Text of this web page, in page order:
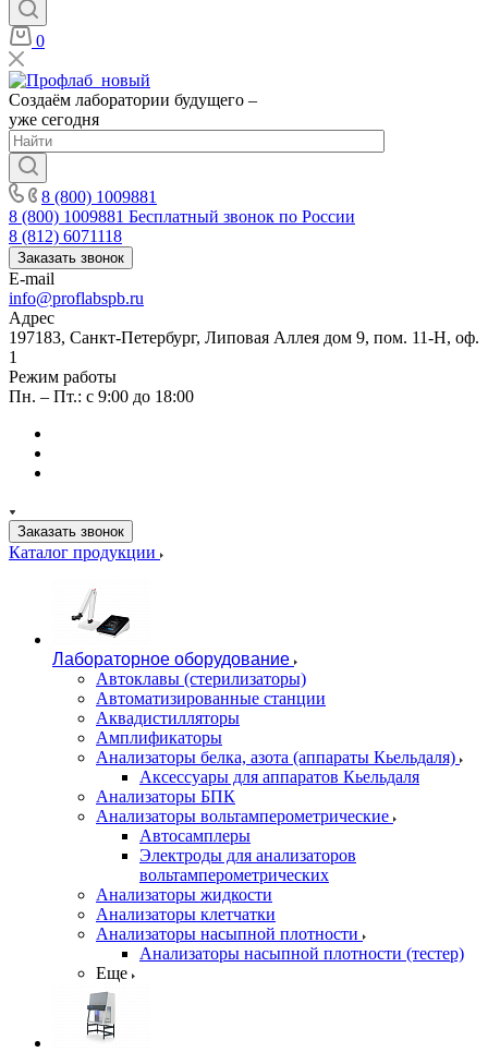
0
Создаём лаборатории будущего –
уже сегодня
8 (800) 1009881
8 (800) 1009881 Бесплатный звонок по России
8 (812) 6071118
Заказать звонок
E-mail
info@proflabspb.ru
Адрес
197183, Санкт-Петербург, Липовая Аллея дом 9, пом. 11-Н, оф.
1
Режим работы
Пн. – Пт.: с 9:00 до 18:00
Заказать звонок
Каталог продукции
Лабораторное оборудование
Автоклавы (стерилизаторы)
Автоматизированные станции
Аквадистилляторы
Амплификаторы
Анализаторы белка, азота (аппараты Кьельдаля)
Аксессуары для аппаратов Кьельдаля
Анализаторы БПК
Анализаторы вольтамперометрические
Автосамплеры
Электроды для анализаторов
вольтамперометрических
Анализаторы жидкости
Анализаторы клетчатки
Анализаторы насыпной плотности
Анализаторы насыпной плотности (тестер)
Еще